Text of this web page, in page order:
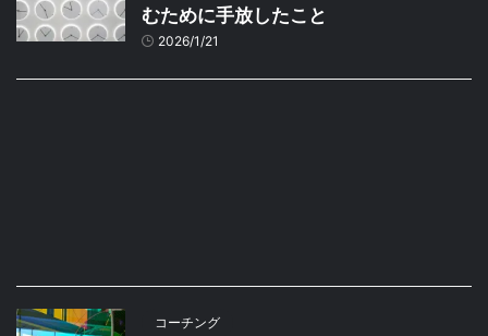
むために手放したこと
2026/1/21
コーチング